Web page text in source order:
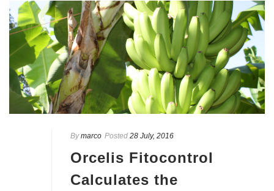
By marco Posted 28 July, 2016
Orcelis Fitocontrol
Calculates the